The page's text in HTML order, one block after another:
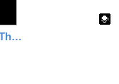
Contenido digital educativo The water cycle